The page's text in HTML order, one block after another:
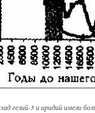
гелий-3 и иридий имели